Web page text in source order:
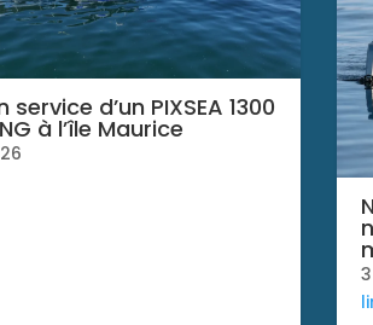
service d’un PIXSEA 1300
à l’île Maurice